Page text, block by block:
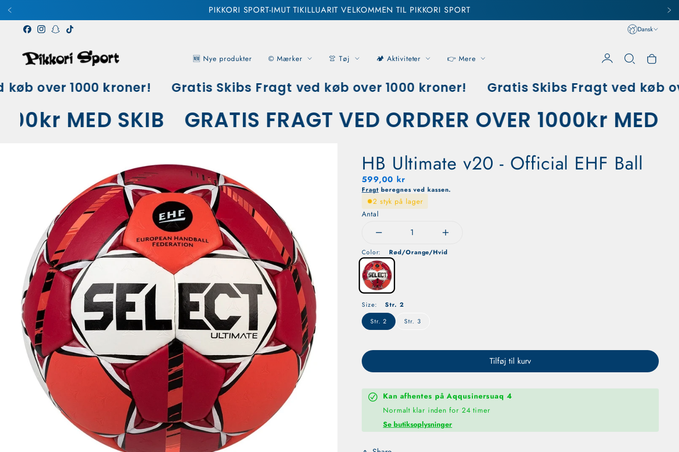
PIKKORI SPORT-IMUT TIKILLUARIT VELKOMMEN TIL PIKKORI SPORT
Dansk
🆕 Nye produkter © Mærker 👚 Tøj 🏕️ Aktiviteter 👉 Mere Konto Vogn
over 1000 kroner! Gratis Skibs Fragt ved køb over 1000 kroner! Gratis Skibs Fragt ved køb
MED SKIB GRATIS FRAGT VED ORDRER OVER 1000kr
HB Ultimate v20 - Official EHF Ball
kr.
599,00 kr
Normal pris
Fragt beregnes ved kassen.
2 styk på lager
Antal
Reducer mængden for HB Ultimate v20 - Official EHF Ball
Øg mængden for HB Ultimate v20 - Official EHF Ball
Color: Rød/Orange/Hvid
Size:
Str. 2
Str. 2
Str. 3
Tilføj til kurv
Kan afhentes påAqqusinersuaq 4
Normalt klar inden for 24 timer
Se butiksoplysninger